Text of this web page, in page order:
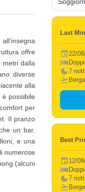
offre
metri dalla
diverse
alla
possibile
per
Il pranzo
un bar.
e una
numerose
(alcuni
Last
event22/
hotel
dark_mode7
flight_takeoff
Best
event 12/
hotel
dark_mode7
flight_takeoff